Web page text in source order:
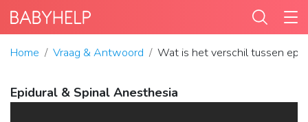
Home Vraag & Antwoord Wat is het verschil tussen
Epidural & Spinal Anesthesia